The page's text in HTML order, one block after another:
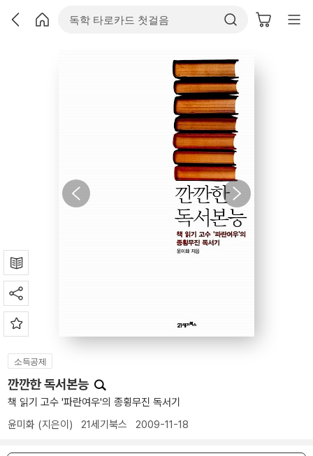
소득공제
깐깐한 독서본능
책 읽기 고수 '파란여우'의 종횡무진 독서기
윤미화 (지은이) 21세기북스 2009-11-18